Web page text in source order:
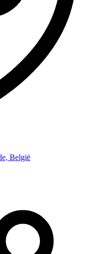
België